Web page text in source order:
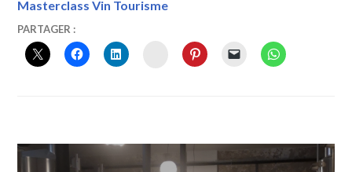
Masterclass Vin Tourisme
17
JUIN
2020
VINTOURISME
PARTAGER :
INSTAGRAM